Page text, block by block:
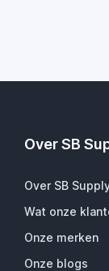
Over SB
Over SB
Wat onze
Onze merken
Onze blogs